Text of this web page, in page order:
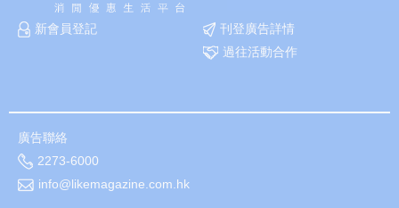
新會員登記
刊登廣告詳情
過往活動合作
廣告聯絡
2273-6000
info@likemagazine.com.hk